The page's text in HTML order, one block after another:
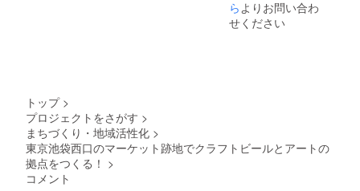
上で、
「クラ
ウド
る店リ
レジッ
ト致し
ます ※
だけま
す。ま
らよりお問い合わ
せください
トップ >
プロジェクトをさがす >
まちづくり・地域活性化 >
東京池袋西口のマーケット跡地でクラフトビールとアートの
拠点をつくる！ >
コメント